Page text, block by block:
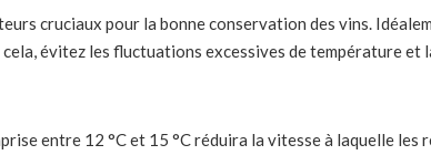
cruciaux pour la bonne conservation des vins.
évitez les fluctuations excessives de température et
entre 12 °C et 15 °C réduira la vitesse à laquelle les